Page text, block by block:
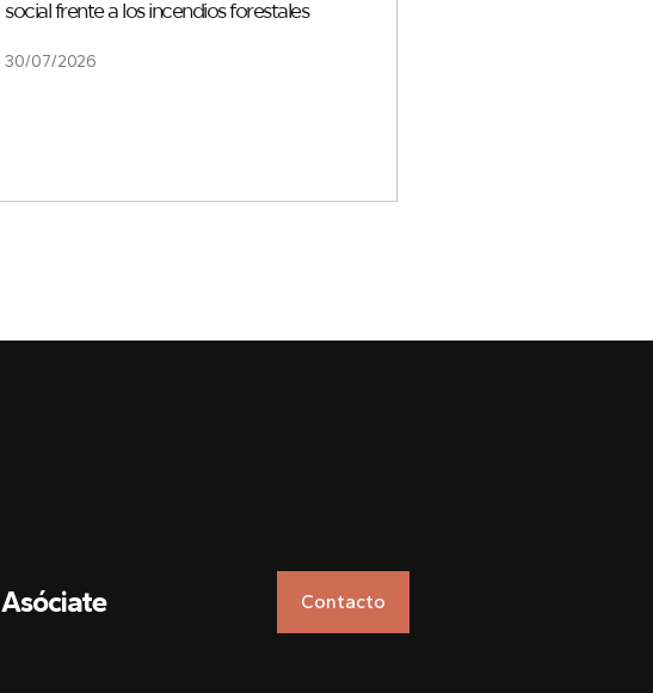
social frente a los incendios forestales
30/07/2026
Asóciate Contacto